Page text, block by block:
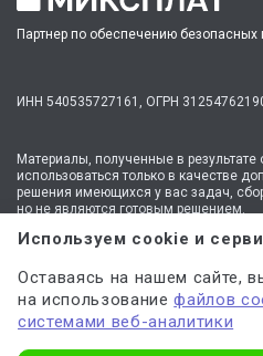
Партнер по обеспечению безопасных
ИНН 540535727161, ОГРН
Материалы, полученные в результате
использоваться только в качестве
решения имеющихся у вас задач,
но не являются готовым решением.
* №1 на рынке консультационных
стационарных офисов-филиалов в 14
вся Россия.
Мы используем файлы cookieи
для персонализации сервисов и
настройки браузера.
Используем cookie и
Оставаясь на нашем сайте,
на использованиефайлов
системами веб-аналитики